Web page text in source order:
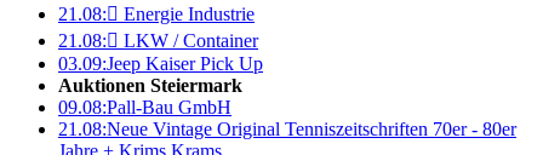
21.08: Energie Industrie
21.08: LKW / Container
03.09:Jeep Kaiser Pick Up
Auktionen Steiermark
09.08:Pall-Bau GmbH
21.08:Neue Vintage Original Tenniszeitschriften 70er - 80er
Jahre + Krims Krams